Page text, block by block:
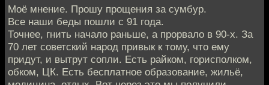
Моё мнение. Прошу прощения за сумбур.
Все наши беды пошли с 91 года.
Точнее, гнить начало раньше, а прорвало в 90-х. За
70 лет советский народ привык к тому, что ему
придут, и вытрут сопли. Есть райком, горисполком,
обком, ЦК. Есть бесплатное образование, жильё,